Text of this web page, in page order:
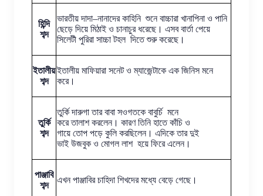
হিন্দি
শব্দ
ভারতীয় দাদা–নানাদের কাহিনি শুনে বাচ্চারা খানাপিনা ও পানি
ছেড়ে দিয়ে মিঠাই ও চানাচুর ধরেছে। এসব বার্তা পেয়ে
সিলেটী পুরিরা সাচ্চা টহল দিতে শুরু করেছে।
ইতালীয়
শব্দ
ইতালীয় মাফিয়ারা সনেট ও ম্যাজেন্টাকে এক জিনিস মনে
করে।
তুর্কি
শব্দ
তুর্কি দারুগা তার বাবা সওগতকে বাবুর্চি মনে
করে তালাশ করলেন। কারণ তিনি হাতে কাঁচি ও
গায়ে তোপ পড়ে কুলি করছিলেন। এদিকে তার দুই
ভাই উজবুক ও মোগল লাশ হয়ে ফিরে এলেন।
পাঞ্জাবি
শব্দ
এখন পাঞ্জাবির চাহিদা শিখদের মধ্যে বেড়ে গেছে।